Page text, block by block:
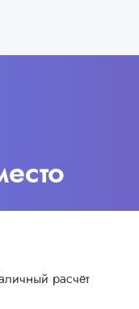
расчёт